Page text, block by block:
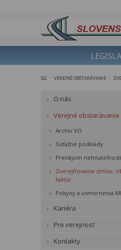
SSC VEREJNÉ OBSTARÁVANIE
O nás
Verejné obstarávanie
Archív VO
Súťažné podklady
Prenájom nehnuteľností
Zverejňovanie zmlúv,
faktúr
Pokyny a usmernenia
Kariéra
Pre verejnosť
Kontakty